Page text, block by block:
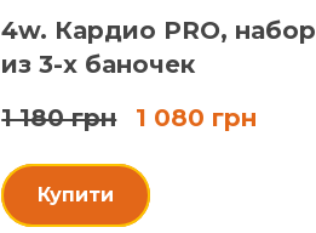
4w. Кардио PRO, набор
из 3-х баночек
1 180 грн
1 080 грн
Купити